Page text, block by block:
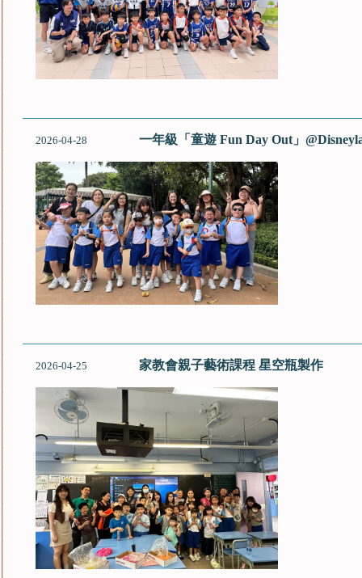
2026-04-28 一年級「童遊 Fun Day Out」
2026-04-25 家教會親子藝術課程 星空瓶製作